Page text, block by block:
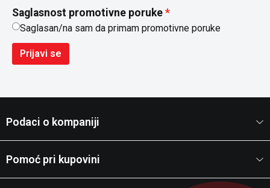
Saglasnost promotivne poruke
Saglasan/na sam da primam promotivne poruke
Prijavi se
Podaci o kompaniji
Pomoć pri kupovini